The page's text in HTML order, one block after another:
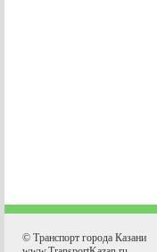
© Транспорт города Казани